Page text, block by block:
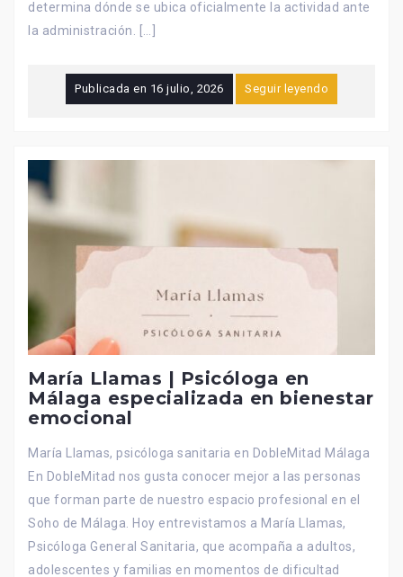
determina dónde se ubica oficialmente la actividad ante
la administración. […]
Publicada en 16 julio, 2026 Seguir leyendo
María Llamas | Psicóloga en
Málaga especializada en bienestar
emocional
María Llamas, psicóloga sanitaria en DobleMitad Málaga
En DobleMitad nos gusta conocer mejor a las personas
que forman parte de nuestro espacio profesional en el
Soho de Málaga. Hoy entrevistamos a María Llamas,
Psicóloga General Sanitaria, que acompaña a adultos,
adolescentes y familias en momentos de dificultad